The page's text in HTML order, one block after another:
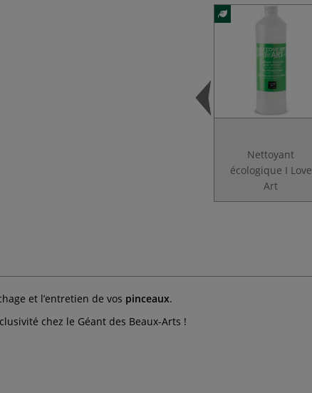
Nettoyant
écologique I Love
Art
et l’entretien de vos pinceaux.
chez le Géant des Beaux-Arts !